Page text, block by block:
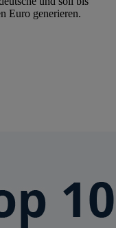
Euro generieren.